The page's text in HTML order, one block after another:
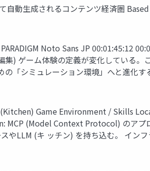
自動生成されるコンテンツ経済圏
Noto Sans JP 00:01:45:12
) ゲーム体験の定義が変化している。
「シミュレーション環境」へと進化
Game Environment / Skills
MCP (Model Context Protocol) のア
LLM (キ ッチン) を持ち込む。 イン